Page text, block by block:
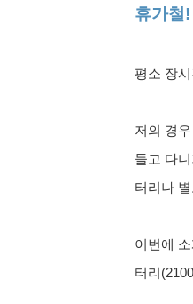
휴가철
평소 장
저의 경
들고 다
터리나
이번에
터리